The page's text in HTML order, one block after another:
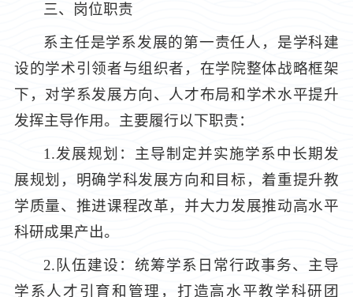
三、岗位职责
系主任是学系发展的第一责任人，是学科建
设的学术引领者与组织者，在学院整体战略框架
下，对学系发展方向、人才布局和学术水平提升
发挥主导作用。主要履行以下职责：
1.发展规划：主导制定并实施学系中长期发
展规划，明确学科发展方向和目标，着重提升教
学质量、推进课程改革，并大力发展推动高水平
科研成果产出。
2.队伍建设：统筹学系日常行政事务、主导
学系人才引育和管理，打造高水平教学科研团